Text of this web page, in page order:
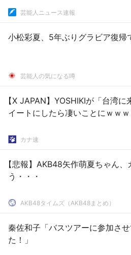
芸能人ニュース速報
小松彩夏、5年ぶりグラビア復帰
芸能人の気になる噂
【X JAPAN】YOSHIKIが「台湾
イートにしたら凄いことにｗｗｗ
カナ速
【悲報】AKB48矢作萌夏ちゃん
う・・・
AKB48タイムズ（AKB48まとめ）
秦佐和子「バスツアーに参加さ
た！」